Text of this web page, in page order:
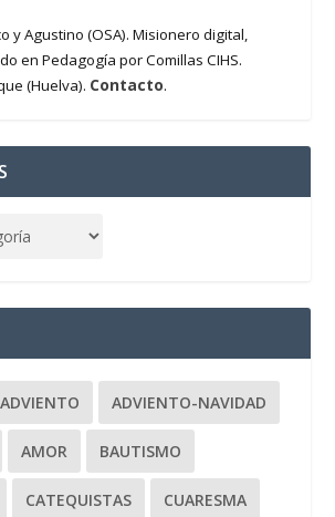
y Agustino (OSA). Misionero digital,
en Pedagogía por Comillas CIHS.
(Huelva). Contacto.
ADVIENTO ADVIENTO-NAVIDAD
AMOR BAUTISMO
CATEQUISTAS CUARESMA